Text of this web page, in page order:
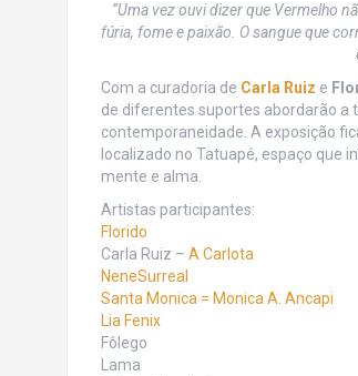
“Uma vez ouvi dizer que Vermelho
fúria, fome e paixão. O sangue que
Com a curadoria de Carla Ruiz e
de diferentes suportes abordarão a
contemporaneidade. A exposição
localizado no Tatuapé, espaço que
mente e alma.
Artistas participantes:
Florido
Carla Ruiz – A Carlota
NeneSurreal
Santa Monica = Monica A. Ancapi
Lia Fenix
Fôlego
Lama